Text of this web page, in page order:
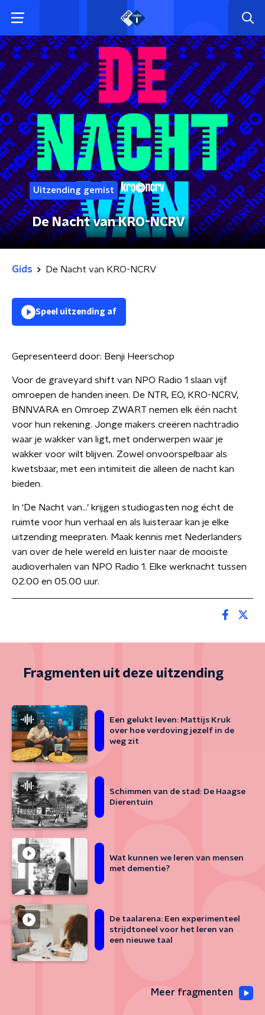
Uitzending gemist
De Nacht van KRO-NCRV
Gids De Nacht van KRO-NCRV
Speel uitzending af
Gepresenteerd door: Benji Heerschop
Voor de graveyard shift van NPO Radio 1 slaan vijf
omroepen de handen ineen. De NTR, EO, KRO-NCRV,
BNNVARA en Omroep ZWART nemen elk één nacht
voor hun rekening. Jonge makers creëren nachtradio
waar je wakker van ligt, met onderwerpen waar je
wakker voor wilt blijven. Zowel onvoorspelbaar als
kwetsbaar, met een intimiteit die alleen de nacht kan
bieden.
In ‘De Nacht van…’ krijgen studiogasten nog écht de
ruimte voor hun verhaal en als luisteraar kan je elke
uitzending meepraten. Maak kennis met Nederlanders
van over de hele wereld en luister naar de mooiste
audioverhalen van NPO Radio 1. Elke werknacht tussen
02.00 en 05.00 uur.
Fragmenten uit deze uitzending
Een gelukt leven: Mattijs Kruk
over hoe verdoving jezelf in de
weg zit
Schimmen van de stad: De Haagse
Dierentuin
Wat kunnen we leren van mensen
met dementie?
De taalarena: Een experimenteel
strijdtoneel voor het leren van
een nieuwe taal
Meer fragmenten